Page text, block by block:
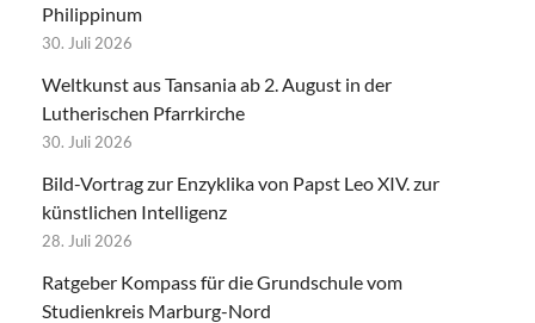
Philippinum
30. Juli 2026
Weltkunst aus Tansania ab 2. August in der
Lutherischen Pfarrkirche
30. Juli 2026
Bild-Vortrag zur Enzyklika von Papst Leo XIV. zur
künstlichen Intelligenz
28. Juli 2026
Ratgeber Kompass für die Grundschule vom
Studienkreis Marburg-Nord